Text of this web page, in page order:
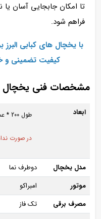
تا امکان جابجایی آسان
فراهم شود.
با یخچال‌ های کبابی
کیفیت تضمینی و
مشخصات فنی یخچال
ابعاد طول 200 * عمق 90 * ارتفاع 2 متر 30 سانتی متر
در صورت نداشتن
مدل یخچال
دوطرف نما
موتور
امبراکو
مصرف برقی
تک فاز